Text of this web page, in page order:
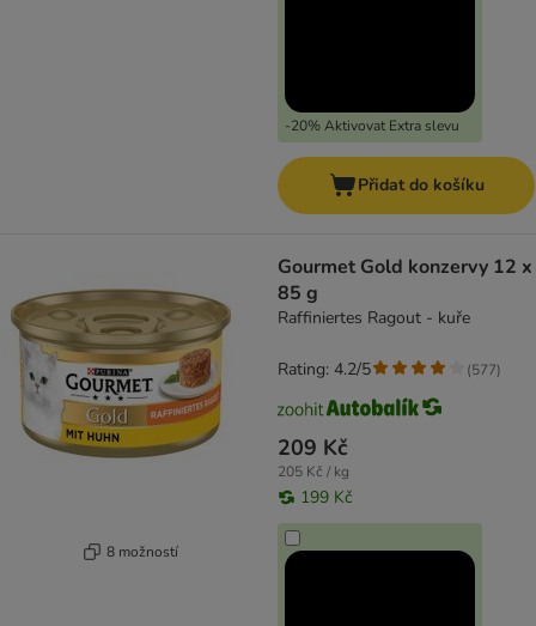
-20% Aktivovat Extra slevu
Přidat do košíku
8 možností
Gourmet Gold konzervy 12 x
85 g
Raffiniertes Ragout - kuře
209 Kč
205 Kč / kg
199 Kč
Rating: 4.2/5 (577)